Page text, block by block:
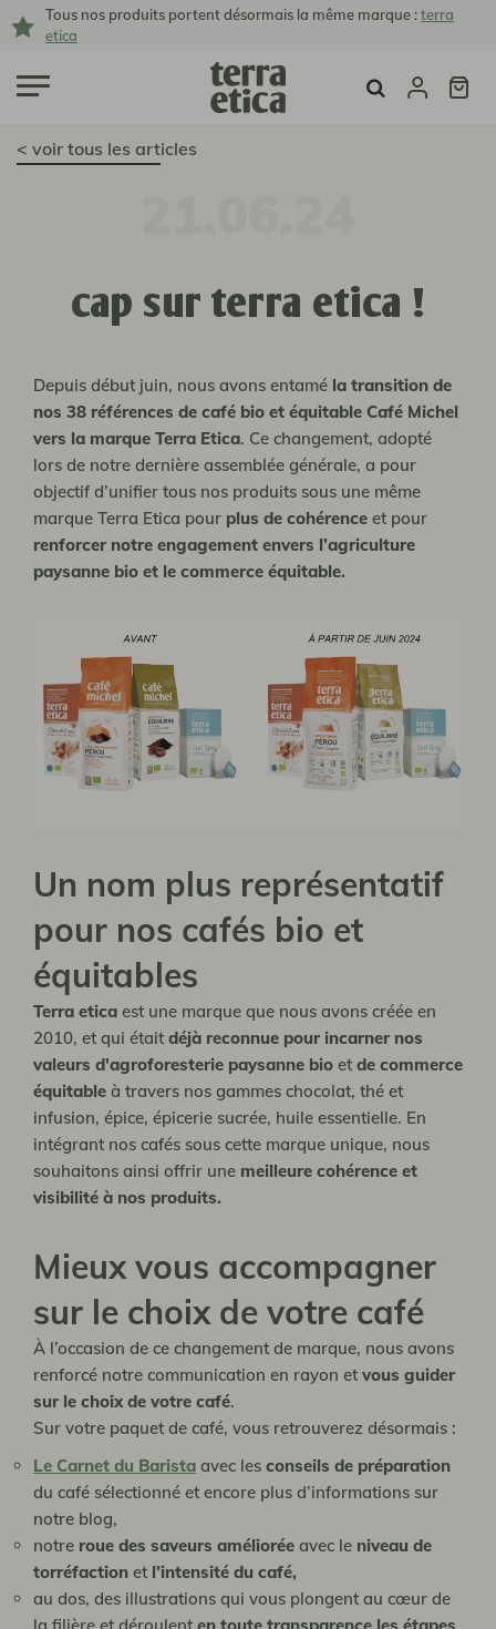
Tous nos produits portent désormais la même marque :terra
etica
< voir tous les articles
cap sur terra etica !
Depuis début juin, nous avons entamé la transition de
nos 38 références de café bio et équitable Café Michel
vers la marque Terra Etica. Ce changement, adopté
lors de notre dernière assemblée générale, a pour
objectif d’unifier tous nos produits sous une même
marque Terra Etica pour plus de cohérence et pour
renforcer notre engagement envers l’agriculture
paysanne bio et le commerce équitable.
Un nom plus représentatif
pour nos cafés bio et
équitables
Terra etica est une marque que nous avons créée en
2010, et qui était déjà reconnue pour incarner nos
valeurs d'agroforesterie paysanne bio et de commerce
équitable à travers nos gammes chocolat, thé et
infusion, épice, épicerie sucrée, huile essentielle. En
intégrant nos cafés sous cette marque unique, nous
souhaitons ainsi offrir une meilleure cohérence et
visibilité à nos produits.
Mieux vous accompagner
sur le choix de votre café
À l’occasion de ce changement de marque, nous avons
renforcé notre communication en rayon et vous guider
sur le choix de votre café.
Sur votre paquet de café, vous retrouverez désormais :
Le Carnet du Barista avec les conseils de préparation
du café sélectionné et encore plus d’informations sur
notre blog,
notre roue des saveurs améliorée avec le niveau de
torréfaction et l’intensité du café,
au dos, des illustrations qui vous plongent au cœur de
la filière et déroulent en toute transparence les étapes